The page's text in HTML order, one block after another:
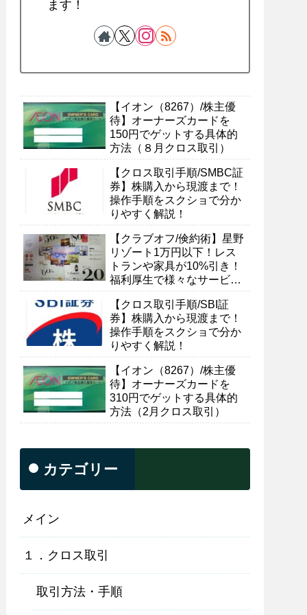
ます！
【イオン（8267）/株主優
待】オーナーズカードを
150円でゲットする具体的
方法（８月クロス取引）
【クロス取引手順/SMBC証
券】株購入から現渡まで！
操作手順をスクショで分か
りやすく解説！
【クラブオフ/倹約術】星野
リゾート1万円以下！レス
トランや家具が10%引き！
福利厚生で様々なサービス
【クロス取引手順/SBI証
券】株購入から現渡まで！
操作手順をスクショで分か
りやすく解説！
【イオン（8267）/株主優
待】オーナーズカードを
310円でゲットする具体的
方法（2月クロス取引）
カテゴリー
メイン
１．クロス取引
取引方法・手順